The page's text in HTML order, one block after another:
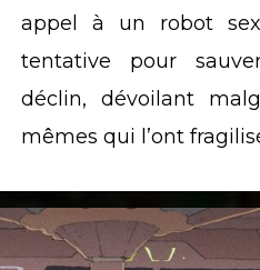
appel à un robot
tentative pour
déclin, dévoilant
mêmes qui l’ont